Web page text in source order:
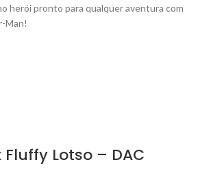
herói pronto para qualquer aventura com
Man!
Fluffy Lotso – DAC